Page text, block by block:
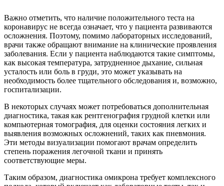
Важно отметить, что наличие положительного теста на
коронавирус не всегда означает, что у пациента развиваются
осложнения. Поэтому, помимо лабораторных исследований,
врачи также обращают внимание на клинические проявления
заболевания. Если у пациента наблюдаются такие симптомы,
как высокая температура, затрудненное дыхание, сильная
усталость или боль в груди, это может указывать на
необходимость более тщательного обследования и, возможно,
госпитализации.
В некоторых случаях может потребоваться дополнительная
диагностика, такая как рентгенография грудной клетки или
компьютерная томография, для оценки состояния легких и
выявления возможных осложнений, таких как пневмония.
Эти методы визуализации помогают врачам определить
степень поражения легочной ткани и принять
соответствующие меры.
Таким образом, диагностика омикрона требует комплексного